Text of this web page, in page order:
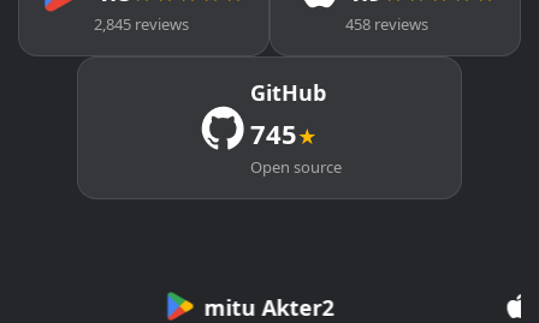
2,845 reviews 458 reviews
GitHub
745★
Open source
mitu Akter2